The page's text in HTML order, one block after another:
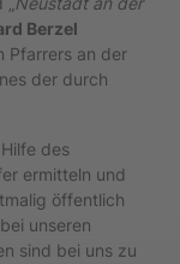
Berzel
Pfarrers an der
der durch
des
ermitteln und
öffentlich
unseren
sind bei uns zu